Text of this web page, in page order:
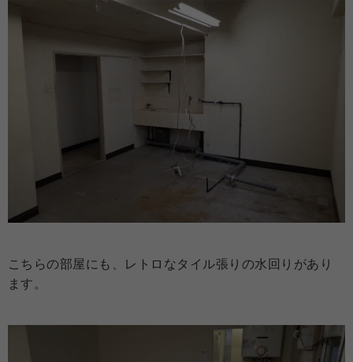
こちらの部屋にも、レトロなタイル張りの水回りがあり
ます。